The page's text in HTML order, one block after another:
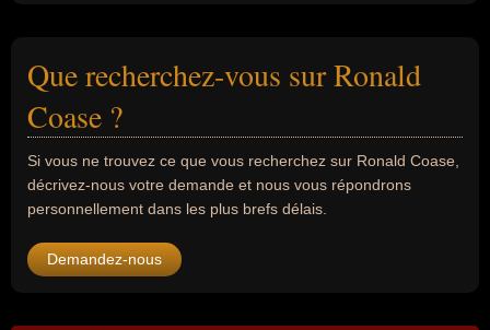
Que recherchez-vous sur Ronald
Coase ?
Si vous ne trouvez ce que vous recherchez sur Ronald Coase,
décrivez-nous votre demande et nous vous répondrons
personnellement dans les plus brefs délais.
Demandez-nous